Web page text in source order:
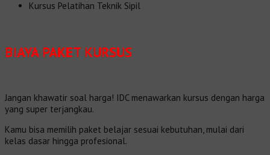
Kursus Pelatihan Teknik Sipil
BIAYA PAKET KURSUS
Jangan khawatir soal harga! IDC menawarkan kursus dengan harga
yang super terjangkau.
Kamu bisa memilih paket belajar sesuai kebutuhan, mulai dari
kelas dasar hingga profesional.